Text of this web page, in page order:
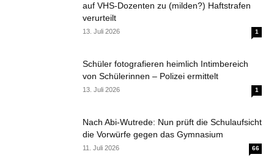
auf VHS-Dozenten zu (milden?) Haftstrafen
verurteilt
13. Juli 2026 1
Schüler fotografieren heimlich Intimbereich
von Schülerinnen – Polizei ermittelt
13. Juli 2026 1
Nach Abi-Wutrede: Nun prüft die Schulaufsicht
die Vorwürfe gegen das Gymnasium
11. Juli 2026 66